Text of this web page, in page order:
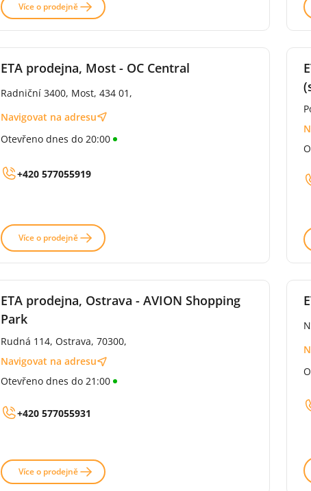
Více o prodejně
ETA prodejna, Most - OC Central
Radniční 3400, Most, 434 01,
Navigovat na adresu
Otevřeno dnes do 20:00
+420 577055919
Více o prodejně
ETA prodejna, Ostrava - AVION Shopping
Park
Rudná 114, Ostrava, 70300,
Navigovat na adresu
Otevřeno dnes do 21:00
+420 577055931
Více o prodejně